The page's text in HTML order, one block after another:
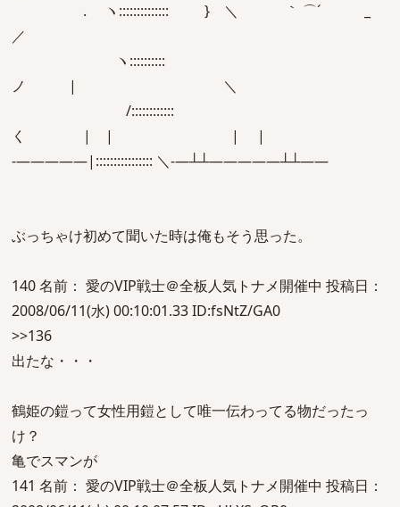
. ヽ:::::::::::::: } ＼ ｀ ⌒´ _
／
ヽ::::::::::
ノ | ＼
/::::::::::::
く | | | |
-―――――|:::::::::::::::: ＼-―┴┴―――――┴┴――
ぶっちゃけ初めて聞いた時は俺もそう思った。
140 名前： 愛のVIP戦士＠全板人気トナメ開催中 投稿日：
2008/06/11(水) 00:10:01.33 ID:fsNtZ/GA0
>>136
出たな・・・
鶴姫の鎧って女性用鎧として唯一伝わってる物だったっ
け？
亀でスマンが
141 名前： 愛のVIP戦士＠全板人気トナメ開催中 投稿日：